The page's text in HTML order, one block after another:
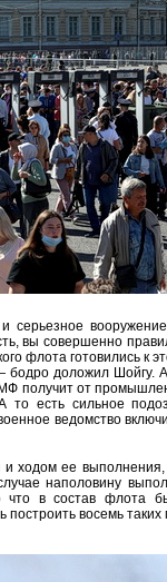
серьезное
вы совершенно
флота готовились к
бодро доложил Шойгу.
получит от
есть сильное
ведомство
ходом ее
наполовину
что в состав флота
восемь таких